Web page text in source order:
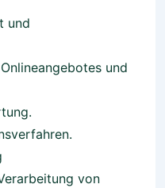
und
und
von